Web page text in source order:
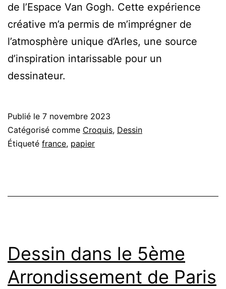
de l’Espace Van Gogh. Cette expérience
créative m’a permis de m’imprégner de
l’atmosphère unique d’Arles, une source
d’inspiration intarissable pour un
dessinateur.
Publié le 7 novembre 2023
Catégorisé comme Croquis, Dessin
Étiqueté france, papier
Dessin dans le 5ème
Arrondissement de Paris